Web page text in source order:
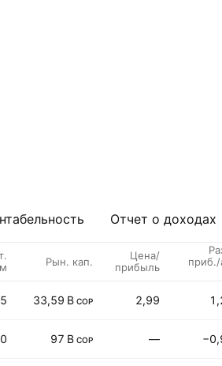
Отчет о доходах
Рын. кап.
Цена/
прибыль
33,59 B COP 2,99
97 B COP —